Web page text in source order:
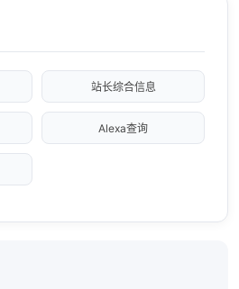
站长综合信息
Alexa查询